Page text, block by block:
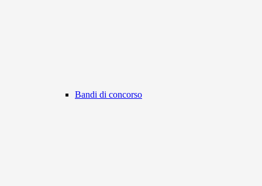
Bandi di concorso